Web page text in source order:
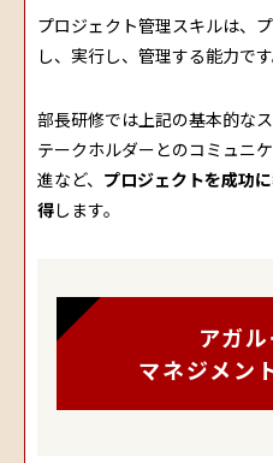
プロジェクト管理スキルは、
し、実行し、管理する能力です
部長研修では上記の基本的な
テークホルダーとのコミュニ
進など、 プロジェクトを成功
得します。
アガ
マネジメン